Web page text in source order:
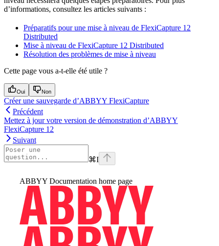
d’informations, consultez les articles suivants :
Préparatifs pour une mise à niveau de FlexiCapture 12
Distributed
Mise à niveau de FlexiCapture 12 Distributed
Résolution des problèmes de mise à niveau
Cette page vous a-t-elle été utile ?
Oui Non
Créer une sauvegarde d’ABBYY FlexiCapture
Précédent
Mettez à jour votre version de démonstration d’ABBYY
FlexiCapture 12
Suivant
⌘I
ABBYY Documentation home page